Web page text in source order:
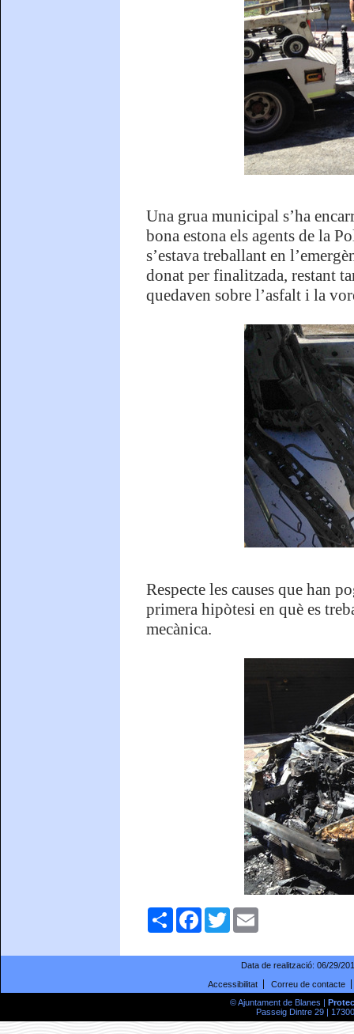
Una grua municipal s’ha
bona estona els agents de la
s’estava treballant en
donat per finalitzada, restant
quedaven sobre l’asfalt i la
Respecte les causes que han
primera hipòtesi en què es
mecànica.
ComparteixFacebookTwitter
Data de realització: 06/29/
Accessibilitat
Correu de contacte
© Ajuntament de Blanes |
Passeig Dintre 29 |